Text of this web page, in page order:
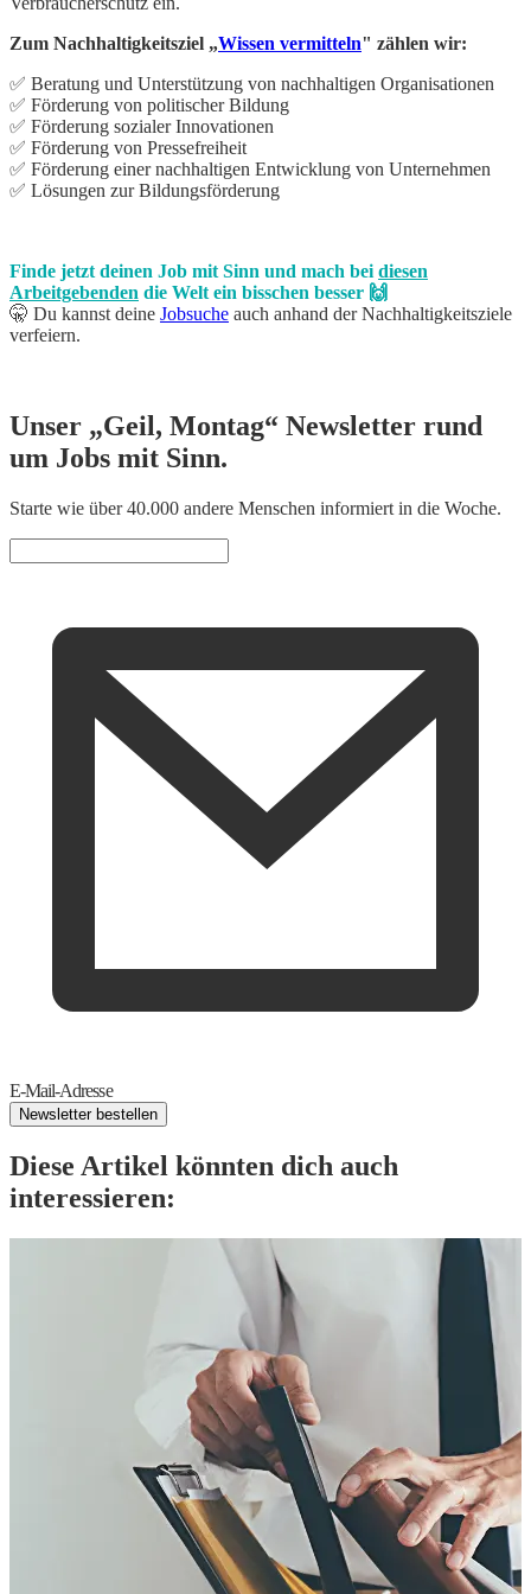
Zum Nachhaltigkeitsziel „Wissen vermitteln" zählen wir:
✅ Beratung und Unterstützung von nachhaltigen Organisationen
✅ Förderung von politischer Bildung
✅ Förderung sozialer Innovationen
✅ Förderung von Pressefreiheit
✅ Förderung einer nachhaltigen Entwicklung von Unternehmen
✅ Lösungen zur Bildungsförderung
Finde jetzt deinen Job mit Sinn und mach bei diesen
Arbeitgebenden die Welt ein bisschen besser 🙌
🤫 Du kannst deine Jobsuche auch anhand der Nachhaltigkeitsziele
verfeiern.
Unser „Geil, Montag“ Newsletter rund
um Jobs mit Sinn.
Starte wie über 40.000 andere Menschen informiert in die Woche.
E-Mail-Adresse
Newsletter bestellen
Diese Artikel könnten dich auch
interessieren: